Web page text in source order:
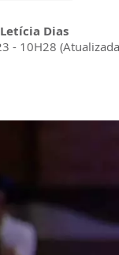
Letícia Dias
- 10H28